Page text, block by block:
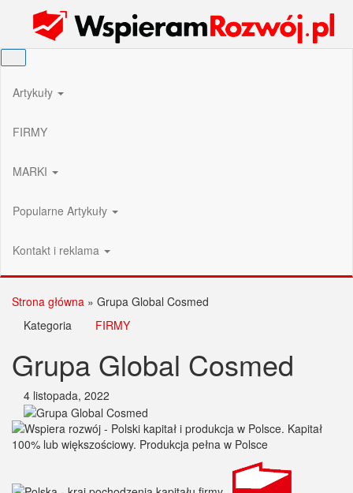
Wspieram Rozwój PL
Artykuły
FIRMY
MARKI
Popularne Artykuły
Kontakt i reklama
Strona główna » Grupa Global Cosmed
Kategoria
FIRMY
Grupa Global Cosmed
4 listopada, 2022